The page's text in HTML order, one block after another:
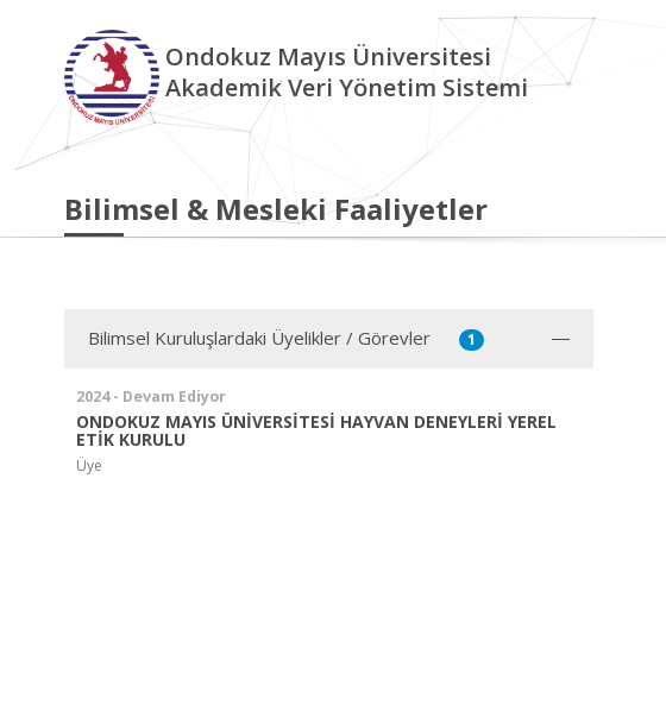
Ondokuz Mayıs Üniversitesi
Akademik Veri Yönetim Sistemi
Bilimsel & Mesleki Faaliyetler
Bilimsel Kuruluşlardaki Üyelikler / Görevler 1
2024 - Devam Ediyor
ONDOKUZ MAYIS ÜNİVERSİTESİ HAYVAN DENEYLERİ YEREL
ETİK KURULU
Üye